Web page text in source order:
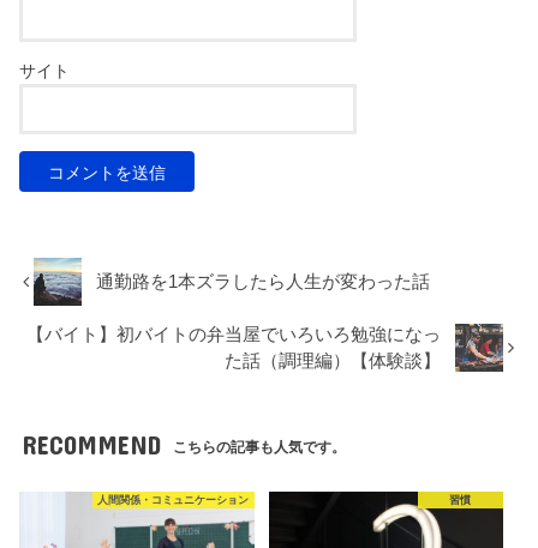
サイト
通勤路を1本ズラしたら人生が変わった話
【バイト】初バイトの弁当屋でいろいろ勉強になっ
た話（調理編）【体験談】
RECOMMEND こちらの記事も人気です。
人間関係・コミュニケーション 習慣